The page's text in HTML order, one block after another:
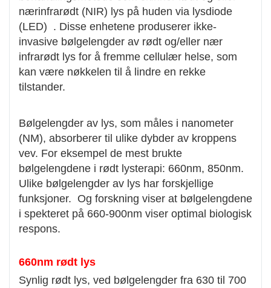
nærinfrarødt (NIR) lys på huden via lysdiode
(LED) . Disse enhetene produserer ikke-
invasive bølgelengder av rødt og/eller nær
infrarødt lys for å fremme cellulær helse, som
kan være nøkkelen til å lindre en rekke
tilstander.
Bølgelengder av lys, som måles i nanometer
(NM), absorberer til ulike dybder av kroppens
vev. For eksempel de mest brukte
bølgelengdene i rødt lysterapi: 660nm, 850nm.
Ulike bølgelengder av lys har forskjellige
funksjoner. Og forskning viser at bølgelengdene
i spekteret på 660-900nm viser optimal biologisk
respons.
660nm rødt lys
Synlig rødt lys, ved bølgelengder fra 630 til 700